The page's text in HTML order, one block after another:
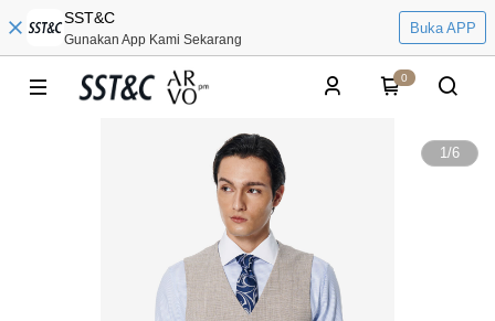
SST&C
Gunakan App Kami Sekarang
Buka APP
0
1/6